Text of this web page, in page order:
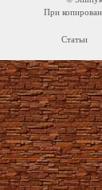
При
Статьи